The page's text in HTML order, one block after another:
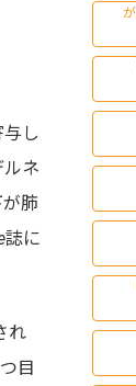
し
ネ
肺
誌に
れ
目